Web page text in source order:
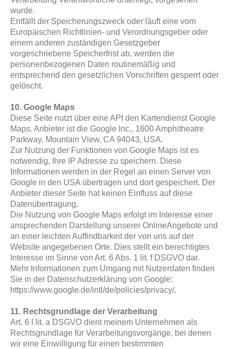
wurde.
Entfällt der Speicherungszweck oder läuft eine vom
Europäischen Richtlinien- und Verordnungsgeber oder
einem anderen zuständigen Gesetzgeber
vorgeschriebene Speicherfrist ab, werden die
personenbezogenen Daten routinemäßig und
entsprechend den gesetzlichen Vorschriften gesperrt oder
gelöscht.
10. Google Maps
Diese Seite nutzt über eine API den Kartendienst Google
Maps. Anbieter ist die Google Inc., 1600 Amphitheatre
Parkway, Mountain View, CA 94043, USA.
Zur Nutzung der Funktionen von Google Maps ist es
notwendig, Ihre IP Adresse zu speichern. Diese
Informationen werden in der Regel an einen Server von
Google in den USA übertragen und dort gespeichert. Der
Anbieter dieser Seite hat keinen Einfluss auf diese
Datenübertragung.
Die Nutzung von Google Maps erfolgt im Interesse einer
ansprechenden Darstellung unserer OnlineAngebote und
an einer leichten Auffindbarkeit der von uns auf der
Website angegebenen Orte. Dies stellt ein berechtigtes
Interesse im Sinne von Art. 6 Abs. 1 lit. f DSGVO dar.
Mehr Informationen zum Umgang mit Nutzerdaten finden
Sie in der Datenschutzerklärung von Google:
https://www.google.de/intl/de/policies/privacy/.
11. Rechtsgrundlage der Verarbeitung
Art. 6 I lit. a DSGVO dient meinem Unternehmen als
Rechtsgrundlage für Verarbeitungsvorgänge, bei denen
wir eine Einwilligung für einen bestimmten